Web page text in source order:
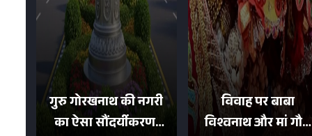
गुरु गोरखनाथ की नगरी
का ऐसा सौंदर्यीकरण!
विवाह पर बाबा
विश्वनाथ और मां गौरा